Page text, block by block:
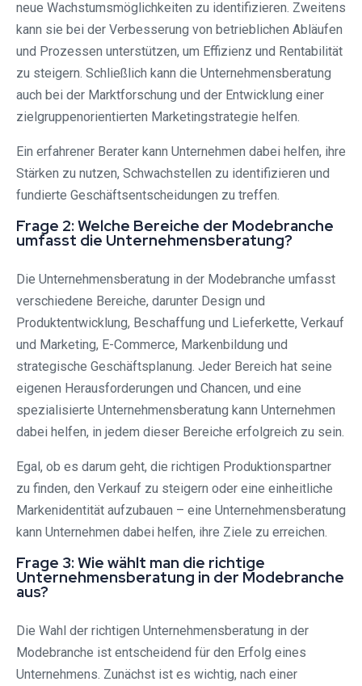
neue Wachstumsmöglichkeiten zu identifizieren. Zweitens
kann sie bei der Verbesserung von betrieblichen Abläufen
und Prozessen unterstützen, um Effizienz und Rentabilität
zu steigern. Schließlich kann die Unternehmensberatung
auch bei der Marktforschung und der Entwicklung einer
zielgruppenorientierten Marketingstrategie helfen.
Ein erfahrener Berater kann Unternehmen dabei helfen, ihre
Stärken zu nutzen, Schwachstellen zu identifizieren und
fundierte Geschäftsentscheidungen zu treffen.
Frage 2: Welche Bereiche der Modebranche
umfasst die Unternehmensberatung?
Die Unternehmensberatung in der Modebranche umfasst
verschiedene Bereiche, darunter Design und
Produktentwicklung, Beschaffung und Lieferkette, Verkauf
und Marketing, E-Commerce, Markenbildung und
strategische Geschäftsplanung. Jeder Bereich hat seine
eigenen Herausforderungen und Chancen, und eine
spezialisierte Unternehmensberatung kann Unternehmen
dabei helfen, in jedem dieser Bereiche erfolgreich zu sein.
Egal, ob es darum geht, die richtigen Produktionspartner
zu finden, den Verkauf zu steigern oder eine einheitliche
Markenidentität aufzubauen – eine Unternehmensberatung
kann Unternehmen dabei helfen, ihre Ziele zu erreichen.
Frage 3: Wie wählt man die richtige
Unternehmensberatung in der Modebranche
aus?
Die Wahl der richtigen Unternehmensberatung in der
Modebranche ist entscheidend für den Erfolg eines
Unternehmens. Zunächst ist es wichtig, nach einer